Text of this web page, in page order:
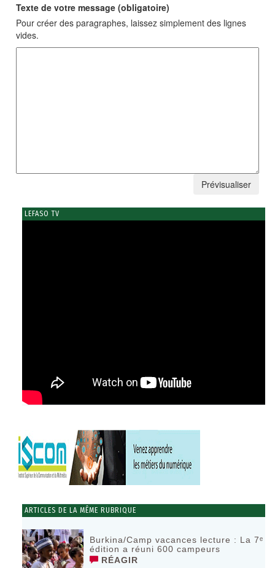
Texte de votre message (obligatoire)
Pour créer des paragraphes, laissez simplement des lignes
vides.
LEFASO TV
ARTICLES DE LA MÊME RUBRIQUE
Burkina/Camp vacances lecture : La 7ᵉ
édition a réuni 600 campeurs
RÉAGIR